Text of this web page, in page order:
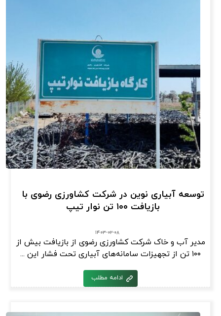
توسعه آبیاری نوین در شرکت کشاورزی رضوی با
بازیافت ۱۰۰ تن نوار تیپ
۱۴۰۳-۰۲-۰۸
مدیر آب و خاک شرکت کشاورزی رضوی از بازیافت بیش از
۱۰۰ تن از تجهیزات سامانه‌های آبیاری تحت فشار این ...
ادامه مطلب